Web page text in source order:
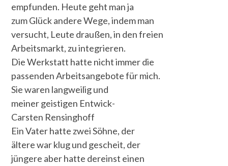
empfunden. Heute geht man ja
zum Glück andere Wege, indem man
versucht, Leute draußen, in den freien
Arbeitsmarkt, zu integrieren.
Die Werkstatt hatte nicht immer die
passenden Arbeitsangebote für mich.
Sie waren langweilig und
meiner geistigen Entwick-
Carsten Rensinghoff
Ein Vater hatte zwei Söhne, der
ältere war klug und gescheit, der
jüngere aber hatte dereinst einen